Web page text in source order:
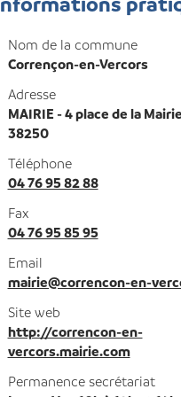
Nom de la commune
Corrençon-en-Vercors
Adresse
MAIRIE - 4 place de la
38250
Téléphone
04 76 95 82 88
Fax
04 76 95 85 95
Email
mairie@correncon-en-
Site web
http://correncon-en-
vercors.mairie.com
Permanence secrétariat